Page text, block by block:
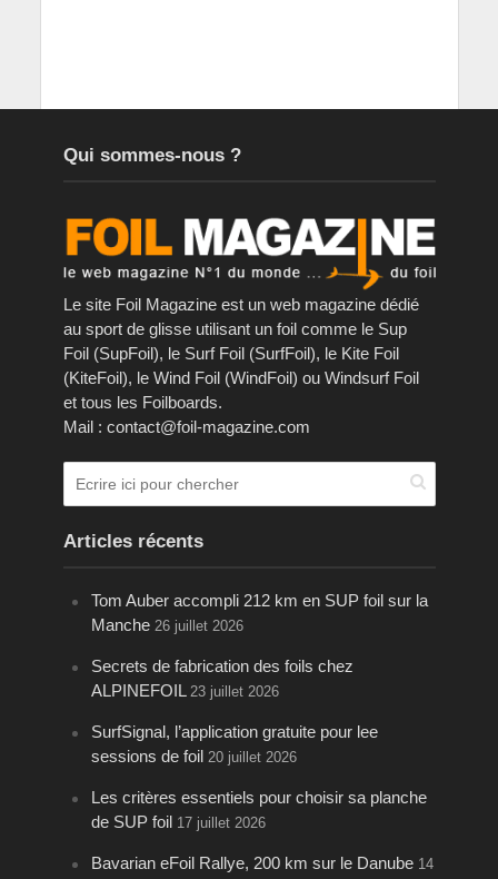
Qui sommes-nous ?
Le site Foil Magazine est un web magazine dédié
au sport de glisse utilisant un foil comme le Sup
Foil (SupFoil), le Surf Foil (SurfFoil), le Kite Foil
(KiteFoil), le Wind Foil (WindFoil) ou Windsurf Foil
et tous les Foilboards.
Mail : contact@foil-magazine.com
Articles récents
Tom Auber accompli 212 km en SUP foil sur la
Manche 26 juillet 2026
Secrets de fabrication des foils chez
ALPINEFOIL 23 juillet 2026
SurfSignal, l’application gratuite pour lee
sessions de foil 20 juillet 2026
Les critères essentiels pour choisir sa planche
de SUP foil 17 juillet 2026
Bavarian eFoil Rallye, 200 km sur le Danube 14